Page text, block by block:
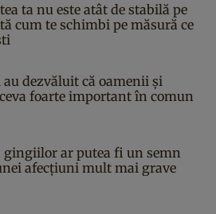
ta nu este atât de stabilă pe
cum te schimbi pe măsură ce
dezvăluit că oamenii și
foarte important în comun
gingiilor ar putea fi un semn
afecțiuni mult mai grave